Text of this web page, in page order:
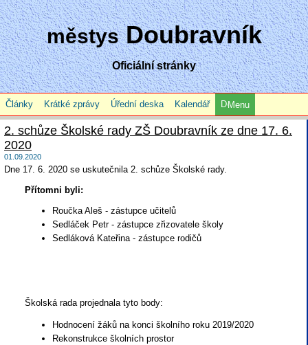
městysDoubravník
Oficiální stránky
Články Krátké zprávy Úřední deska Kalendář Menu
2. schůze Školské rady ZŠ Doubravník ze dne 17. 6.
2020
01.09.2020
Dne 17. 6. 2020 se uskutečnila 2. schůze Školské rady.
Přítomni byli:
Roučka Aleš - zástupce učitelů
Sedláček Petr - zástupce zřizovatele školy
Sedláková Kateřina - zástupce rodičů
Školská rada projednala tyto body:
Hodnocení žáků na konci školního roku 2019/2020
Rekonstrukce školních prostor